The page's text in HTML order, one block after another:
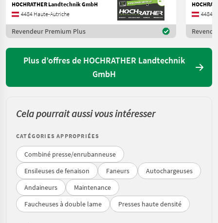
HOCHRATHER Landtechnik GmbH
4484 Haute-Autriche
Revendeur Premium Plus
4484
Plus d’offres de HOCHRATHER Landtechnik
GmbH
Cela pourrait aussi vous intéresser
CATÉGORIES APPROPRIÉES
Combiné presse/enrubanneuse
Ensileuses de fenaison
Faneurs
Autochargeuses
Andaineurs
Maintenance
Faucheuses à double lame
Presses haute densité